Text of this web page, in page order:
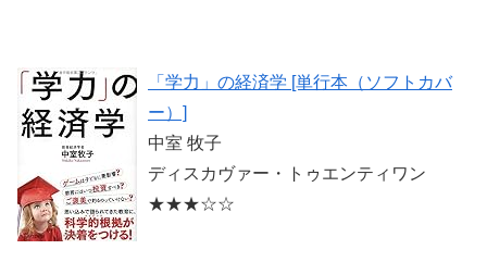
「学力」の経済学 [単行本（ソフトカバ
ー）]
中室 牧子
ディスカヴァー・トゥエンティワン
★★★☆☆